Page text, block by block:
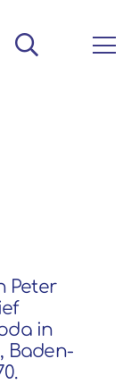
Peter
in
Baden-